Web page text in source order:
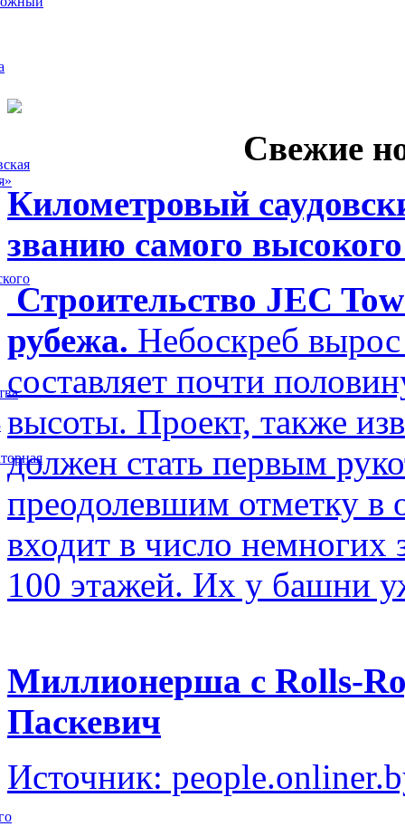
Свежие
Километровый
званию самого
Строительство JEC
рубежа. Небоскреб
составляет почти
высоты. Проект, также
должен стать первым
преодолевшим отметку в
входит в число
100 этажей. Их у башни
Миллионерша с Rolls-
Паскевич
Источник: